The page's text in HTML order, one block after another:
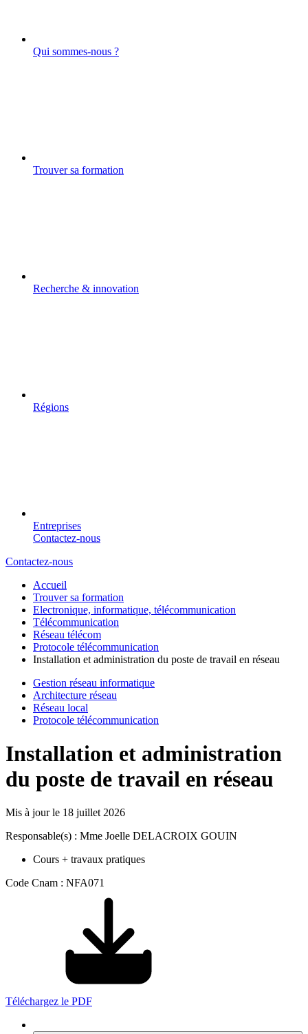
Qui sommes-nous ?
Trouver sa formation
Recherche & innovation
Régions
Entreprises
Contactez-nous
Contactez-nous
Accueil
Trouver sa formation
Electronique, informatique, télécommunication
Télécommunication
Réseau télécom
Protocole télécommunication
Installation et administration du poste de travail en réseau
Gestion réseau informatique
Architecture réseau
Réseau local
Protocole télécommunication
Installation et administration
du poste de travail en réseau
Mis à jour le 18 juillet 2026
Responsable(s) : Mme Joelle DELACROIX GOUIN
Cours + travaux pratiques
Code Cnam : NFA071
Téléchargez le PDF